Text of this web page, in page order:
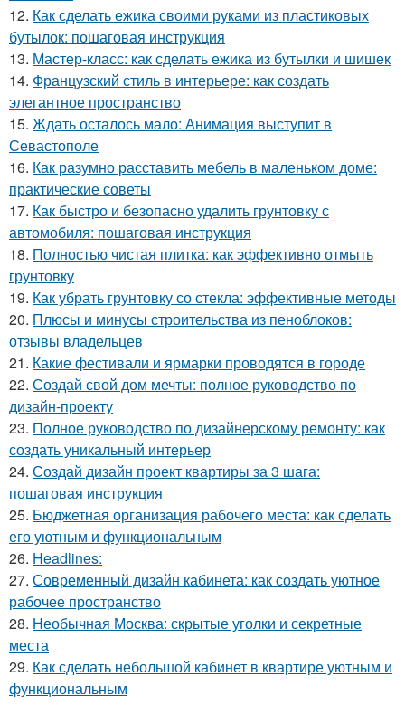
12. Как сделать ежика своими руками из пластиковых
бутылок: пошаговая инструкция
13. Мастер-класс: как сделать ежика из бутылки и шишек
14. Французский стиль в интерьере: как создать
элегантное пространство
15. Ждать осталось мало: Анимация выступит в
Севастополе
16. Как разумно расставить мебель в маленьком доме:
практические советы
17. Как быстро и безопасно удалить грунтовку с
автомобиля: пошаговая инструкция
18. Полностью чистая плитка: как эффективно отмыть
грунтовку
19. Как убрать грунтовку со стекла: эффективные методы
20. Плюсы и минусы строительства из пеноблоков:
отзывы владельцев
21. Какие фестивали и ярмарки проводятся в городе
22. Создай свой дом мечты: полное руководство по
дизайн-проекту
23. Полное руководство по дизайнерскому ремонту: как
создать уникальный интерьер
24. Создай дизайн проект квартиры за 3 шага:
пошаговая инструкция
25. Бюджетная организация рабочего места: как сделать
его уютным и функциональным
26. Headlines:
27. Современный дизайн кабинета: как создать уютное
рабочее пространство
28. Необычная Москва: скрытые уголки и секретные
места
29. Как сделать небольшой кабинет в квартире уютным и
функциональным